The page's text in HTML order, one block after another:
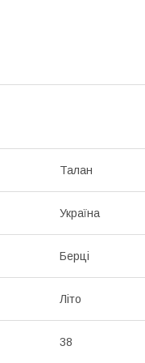
Талан
Україна
Берці
Літо
38